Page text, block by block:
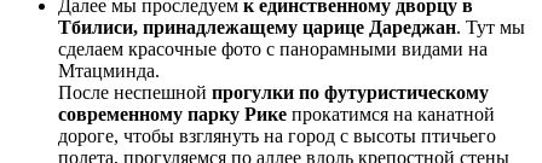
Далее мы проследуем к единственному дворцу в
Тбилиси, принадлежащему царице Дареджан. Тут мы
сделаем красочные фото с панорамными видами на
Мтацминда.
После неспешной прогулки по футуристическому
современному парку Рике прокатимся на канатной
дороге, чтобы взглянуть на город с высоты птичьего
полета, прогуляемся по аллее вдоль крепостной стены